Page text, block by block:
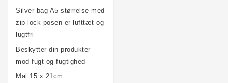
Silver bag A5 størrelse med
zip lock posen er lufttæt og
lugtfri
Beskytter din produkter
mod fugt og fugtighed
Mål 15 x 21cm